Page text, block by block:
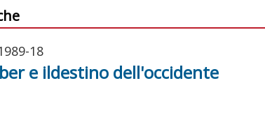
18
e ildestino dell'occidente